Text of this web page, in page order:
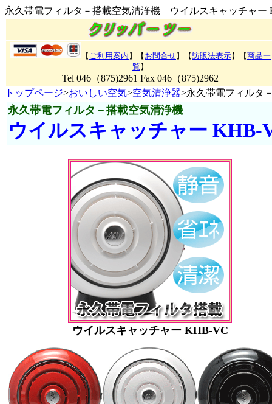
永久帯電フィルタ－搭載空気清浄機 ウイルスキャッチャー
【 ご利用案内 】【 お問合せ】【訪販法表示】【商品一
覧 】
Tel 046（875)2961 Fax 046（875)2962
トップページ>おいしい空気>空気清浄器>永久帯電フィルタ
永久帯電フィルタ－搭載空気清浄機
ウイルスキャッチャー KHB-
ウイルスキャッチャー KHB-VC